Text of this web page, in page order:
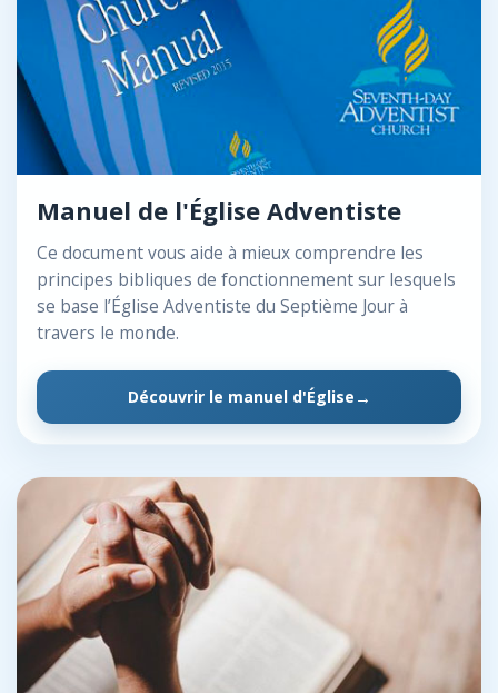
Manuel de l'Église Adventiste
Ce document vous aide à mieux comprendre les
principes bibliques de fonctionnement sur lesquels
se base l’Église Adventiste du Septième Jour à
travers le monde.
Découvrir le manuel d'Église